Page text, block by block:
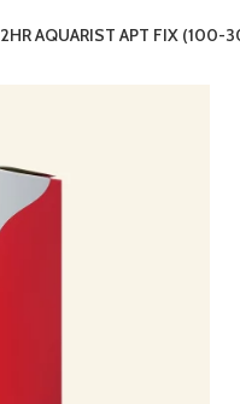
2HR AQUARIST APT FIX (100-